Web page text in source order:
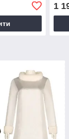
та
140
1